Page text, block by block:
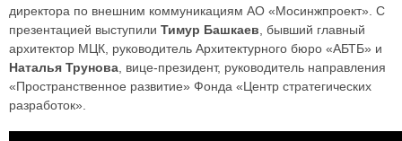
директора по внешним коммуникациям АО «Мосинжпроект». С
презентацией выступили Тимур Башкаев, бывший главный
архитектор МЦК, руководитель Архитектурного бюро «АБТБ» и
Наталья Трунова, вице-президент, руководитель направления
«Пространственное развитие» Фонда «Центр стратегических
разработок».